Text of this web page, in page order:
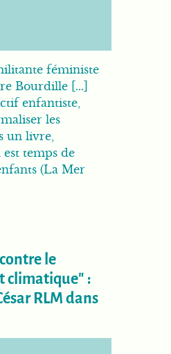
féministe
Bourdille [...]
enfantiste,
les
un livre,
temps de
(La Mer
le
climatique" :
RLM dans